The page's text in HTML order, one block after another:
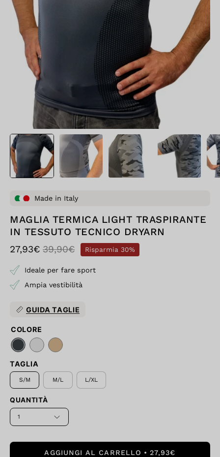
Made in Italy
MAGLIA TERMICA LIGHT TRASPIRANTE
IN TESSUTO TECNICO DRYARN
27,93€ 39,90€ Risparmia 30%
Ideale per fare sport
Ampia vestibilità
GUIDA TAGLIE
COLORE
TAGLIA
S/M M/L L/XL
QUANTITÀ
1
AGGIUNGI AL CARRELLO 27,93€